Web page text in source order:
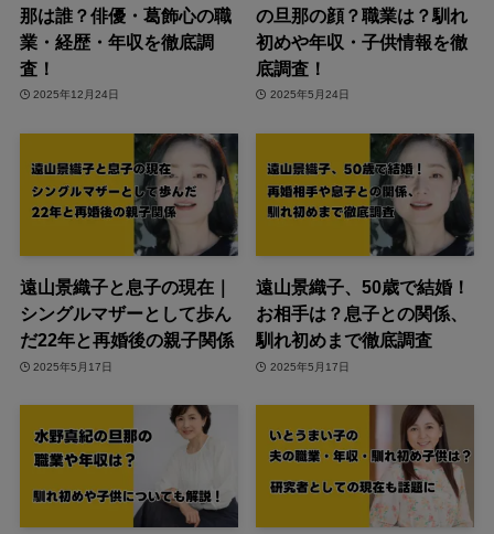
那は誰？俳優・葛飾心の職
業・経歴・年収を徹底調
査！
2025年12月24日
の旦那の顔？職業は？馴れ
初めや年収・子供情報を徹
底調査！
2025年5月24日
遠山景織子と息子の現在｜
シングルマザーとして歩ん
だ22年と再婚後の親子関係
2025年5月17日
遠山景織子、50歳で結婚！
お相手は？息子との関係、
馴れ初めまで徹底調査
2025年5月17日